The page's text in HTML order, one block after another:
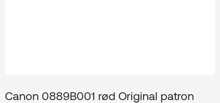
Canon 0889B001 rød Original patron